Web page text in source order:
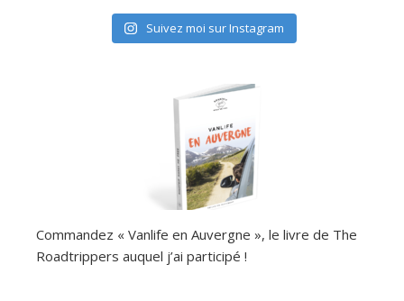
Suivez moi sur Instagram
Commandez « Vanlife en Auvergne », le livre de The
Roadtrippers auquel j’ai participé !